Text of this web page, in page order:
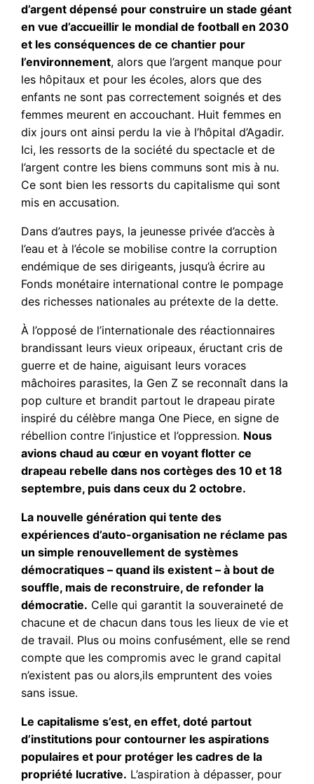
d’argent dépensé pour construire un stade géant
en vue d’accueillir le mondial de football en 2030
et les conséquences de ce chantier pour
l’environnement, alors que l’argent manque pour
les hôpitaux et pour les écoles, alors que des
enfants ne sont pas correctement soignés et des
femmes meurent en accouchant. Huit femmes en
dix jours ont ainsi perdu la vie à l’hôpital d’Agadir.
Ici, les ressorts de la société du spectacle et de
l’argent contre les biens communs sont mis à nu.
Ce sont bien les ressorts du capitalisme qui sont
mis en accusation.
Dans d’autres pays, la jeunesse privée d’accès à
l’eau et à l’école se mobilise contre la corruption
endémique de ses dirigeants, jusqu’à écrire au
Fonds monétaire international contre le pompage
des richesses nationales au prétexte de la dette.
À l’opposé de l’internationale des réactionnaires
brandissant leurs vieux oripeaux, éructant cris de
guerre et de haine, aiguisant leurs voraces
mâchoires parasites, la Gen Z se reconnaît dans la
pop culture et brandit partout le drapeau pirate
inspiré du célèbre manga One Piece, en signe de
rébellion contre l’injustice et l’oppression. Nous
avions chaud au cœur en voyant flotter ce
drapeau rebelle dans nos cortèges des 10 et 18
septembre, puis dans ceux du 2 octobre.
La nouvelle génération qui tente des
expériences d’auto-organisation ne réclame pas
un simple renouvellement de systèmes
démocratiques – quand ils existent – à bout de
souffle, mais de reconstruire, de refonder la
démocratie. Celle qui garantit la souveraineté de
chacune et de chacun dans tous les lieux de vie et
de travail. Plus ou moins confusément, elle se rend
compte que les compromis avec le grand capital
n’existent pas ou alors,ils empruntent des voies
sans issue.
Le capitalisme s’est, en effet, doté partout
d’institutions pour contourner les aspirations
populaires et pour protéger les cadres de la
propriété lucrative. L’aspiration à dépasser, pour